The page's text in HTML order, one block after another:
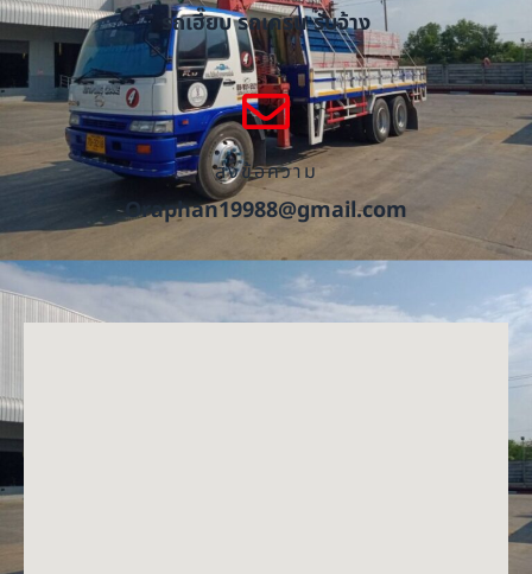
รถเฮี๊ยบ รถเครน รับจ้าง
ส่งข้อความ
Oraphan19988@gmail.com